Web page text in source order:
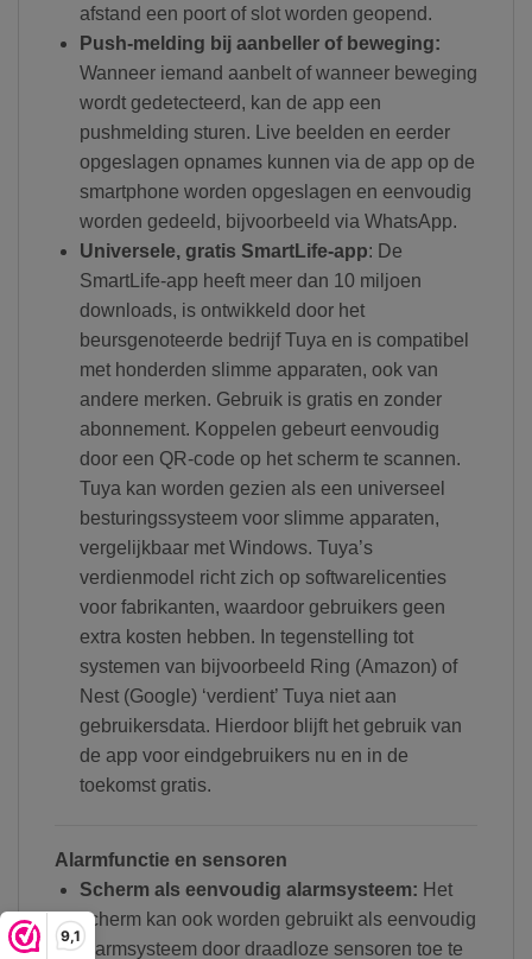
9,1
afstand een poort of slot worden geopend.
Push-melding bij aanbeller of beweging:
Wanneer iemand aanbelt of wanneer beweging
wordt gedetecteerd, kan de app een
pushmelding sturen. Live beelden en eerder
opgeslagen opnames kunnen via de app op de
smartphone worden opgeslagen en eenvoudig
worden gedeeld, bijvoorbeeld via WhatsApp.
Universele, gratis SmartLife-app: De
SmartLife-app heeft meer dan 10 miljoen
downloads, is ontwikkeld door het
beursgenoteerde bedrijf Tuya en is compatibel
met honderden slimme apparaten, ook van
andere merken. Gebruik is gratis en zonder
abonnement. Koppelen gebeurt eenvoudig
door een QR-code op het scherm te scannen.
Tuya kan worden gezien als een universeel
besturingssysteem voor slimme apparaten,
vergelijkbaar met Windows. Tuya’s
verdienmodel richt zich op softwarelicenties
voor fabrikanten, waardoor gebruikers geen
extra kosten hebben. In tegenstelling tot
systemen van bijvoorbeeld Ring (Amazon) of
Nest (Google) ‘verdient’ Tuya niet aan
gebruikersdata. Hierdoor blijft het gebruik van
de app voor eindgebruikers nu en in de
toekomst gratis.
Alarmfunctie en sensoren
Scherm als eenvoudig alarmsysteem: Het
scherm kan ook worden gebruikt als eenvoudig
alarmsysteem door draadloze sensoren toe te